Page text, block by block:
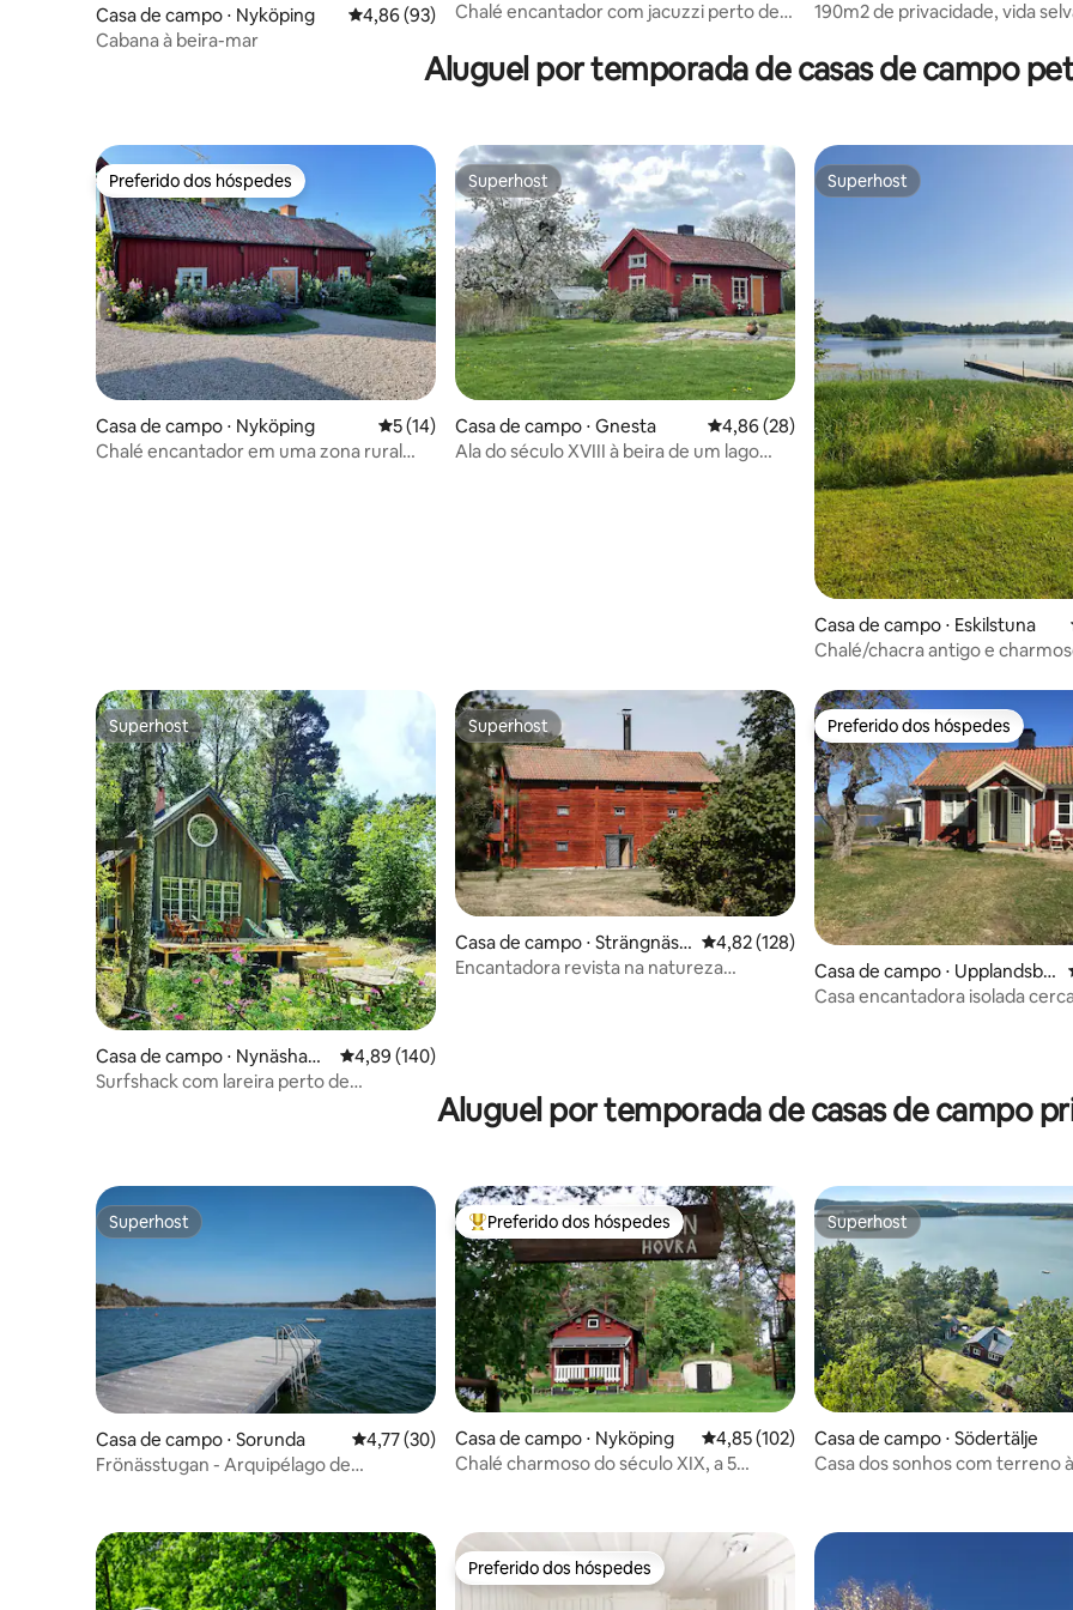
Casa de campo ⋅ Nyköping 4,86 de uma avaliação média de 5, 93 avaliações
4,86 (93)
Cabana à beira-mar
Chalé encantador com jacuzzi perto de
190m2 de privacidade, vida
Aluguel por temporada de casas de campo
Preferido dos hóspedes
Preferido dos hóspedes
Casa de campo ⋅ Nyköping 5 de uma avaliação média de 5, 14 avaliações
5 (14)
Chalé encantador em uma zona rural
Superhost
Superhost
Casa de campo ⋅ Gnesta 4,86 de uma avaliação média de 5, 28
4,86 (28)
Ala do século XVIII à beira de um lago
Superhost
Superhost
Casa de campo ⋅ Eskilstuna
Chalé/chacra antigo e
Superhost
Superhost
Casa de campo ⋅ Nynäsham
n
4,89 de uma avaliação média de 5, 140 avaliações
4,89 (140)
Surfshack com lareira perto de
Superhost
Superhost
Casa de campo ⋅ Strängnäs
Ö
4,82 de uma avaliação média de 5, 128
4,82 (128)
Encantadora revista na natureza
Preferido dos hóspedes
Preferido dos hóspedes
Casa de campo ⋅ Upplandsbr
o
Casa encantadora isolada
Aluguel por temporada de casas de campo
Superhost
Superhost
Casa de campo ⋅ Sorunda 4,77 de uma avaliação média de 5, 30 avaliações
4,77 (30)
Frönässtugan - Arquipélago de
Entre os melhores preferidos dos hóspedes
Preferido dos hóspedes
Casa de campo ⋅ Nyköping 4,85 de uma avaliação média de 5, 102
4,85 (102)
Chalé charmoso do século XIX, a 5
Superhost
Superhost
Casa de campo ⋅ Södertälje
Casa dos sonhos com terreno
Preferido dos hóspedes
Preferido dos hóspedes